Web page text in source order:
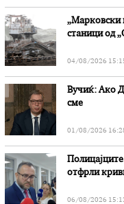
„Марковски
станици од
04/08/2026
Вучиќ: Ако
сме
01/08/2026
отфрли
06/08/2026